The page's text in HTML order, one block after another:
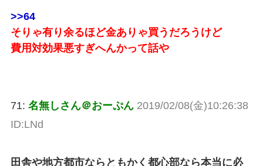
>>64
そりゃ有り余るほど金ありゃ買うだろうけど
費用対効果悪すぎへんかって話や
71: 名無しさん＠おーぷん 2019/02/08(金)10:26:38
ID:LNd
田舎や地方都市ならともかく都心部なら本当に必